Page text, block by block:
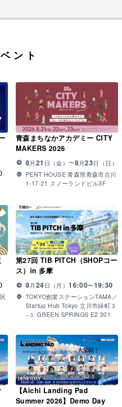
ント
青森まちなかアカデミー CITY
MAKERS 2026
8月21 日（金）〜8月23日（ 日 ）
PENT HOUSE 青森県青森市古川
1-17-21 スノーランドビル3F
第27回 TIB PITCH（SHOPコー
ス）in 多摩
8月24日（ 月 ） 16:00〜19:30
TOKYO創業ステーションTAMA／
Startup Hub Tokyo 立川市緑町３
−１ GREEN SPRINGS E2 301
【Aichi Landing Pad
Summer 2026】Demo Day